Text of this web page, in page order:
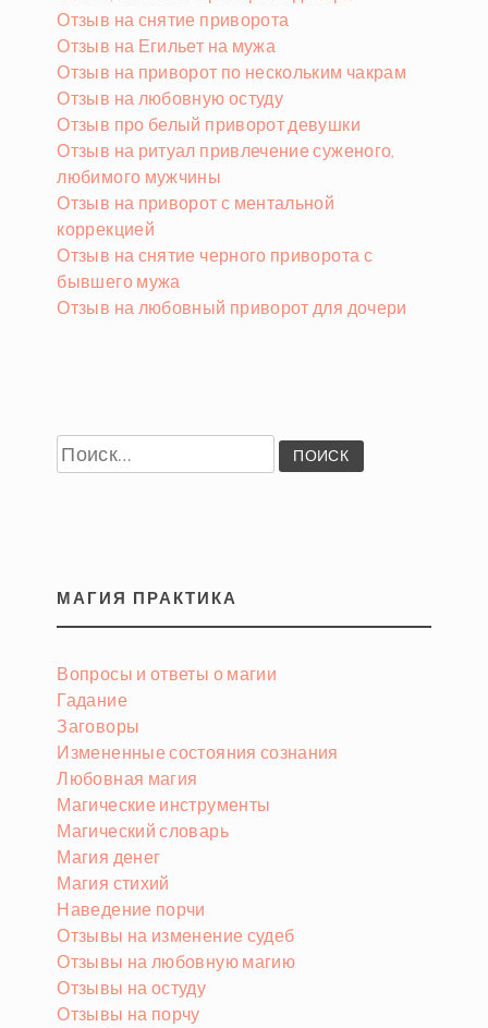
Отзыв на снятие приворота
Отзыв на Егильет на мужа
Отзыв на приворот по нескольким чакрам
Отзыв на любовную остуду
Отзыв про белый приворот девушки
Отзыв на ритуал привлечение суженого,
любимого мужчины
Отзыв на приворот с ментальной
коррекцией
Отзыв на снятие черного приворота с
бывшего мужа
Отзыв на любовный приворот для дочери
Найти:
МАГИЯ ПРАКТИКА
Вопросы и ответы о магии
Гадание
Заговоры
Измененные состояния сознания
Любовная магия
Магические инструменты
Магический словарь
Магия денег
Магия стихий
Наведение порчи
Отзывы на изменение судеб
Отзывы на любовную магию
Отзывы на остуду
Отзывы на порчу